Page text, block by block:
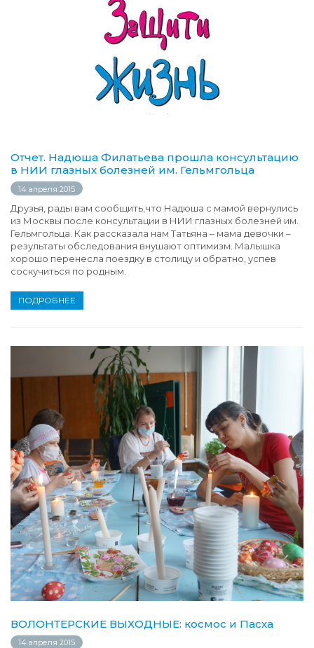
Отчет. Надюша Филатьева прошла консультацию
в НИИ глазных болезней им. Гельмгольца
14 апреля 2015
Друзья, рады вам сообщить,что Надюша с мамой вернулись
из Москвы после консультации в НИИ глазных болезней им.
Гельмгольца. Как рассказала нам Татьяна – мама девочки –
результаты обследования внушают оптимизм. Малышка
хорошо перенесла поездку в столицу и обратно, успев
соскучиться по родным.
ПОДРОБНЕЕ
ВОЛОНТЕРСКИЕ ВЫХОДНЫЕ: космос и Пасха
14 апреля 2015